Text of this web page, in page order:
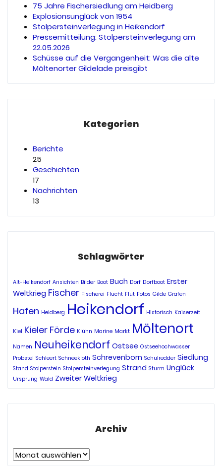
75 Jahre Fischersiedlung am Heidberg
Explosionsunglück von 1954
Stolpersteinverlegung in Heikendorf
Pressemitteilung: Stolpersteinverlegung am
22.05.2026
Schüsse auf die Vergangenheit: Was die alte
Möltenorter Gildelade preisgibt
Kategorien
Berichte
25
Geschichten
17
Nachrichten
13
Schlagwörter
Alt-Heikendorf Ansichten Bilder Boot Buch Dorf Dorfboot Erster
Weltkrieg Fischer Fischerei Flucht Flut Fotos Gilde Grafen
Hafen Heidberg Heikendorf Historisch Kaiserzeit
Kiel Kieler Förde Klühn Marine Markt Möltenort
Namen Neuheikendorf Ostsee Ostseehochwasser
Probstei Schleert Schneekloth Schrevenborn Schulredder Siedlung
Stand Stolperstein Stolpersteinverlegung Strand Sturm Unglück
Ursprung Wald Zweiter Weltkrieg
Archiv
Archiv